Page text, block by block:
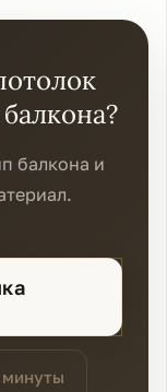
балкона и
минуты